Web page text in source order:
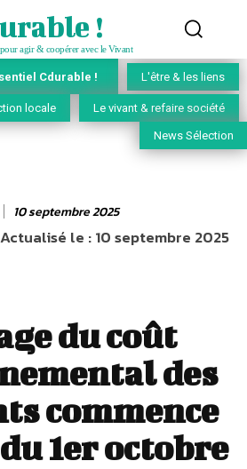
!
agir & coopérer avec le Vivant
Cdurable ! L'être & les liens
locale Le vivant & refaire société
News Sélection
10 septembre 2025
Actualisé le :10 septembre 2025
du coût
des
commence
1er octobre